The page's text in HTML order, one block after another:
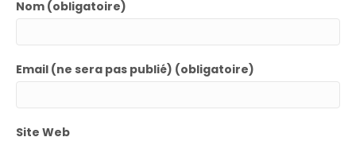
Nom (obligatoire)
Email (ne sera pas publié) (obligatoire)
Site Web